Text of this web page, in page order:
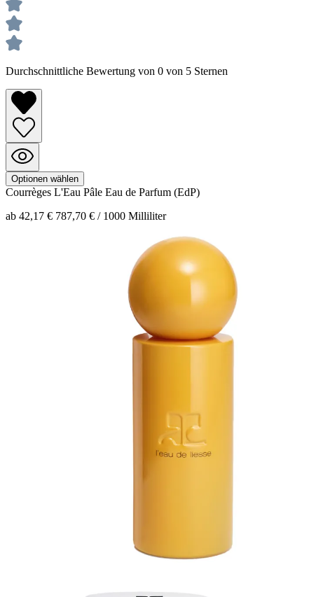
Durchschnittliche Bewertung von 0 von 5 Sternen
Optionen wählen
Courrèges L'Eau Pâle Eau de Parfum (EdP)
ab 42,17 € 787,70 € / 1000 Milliliter